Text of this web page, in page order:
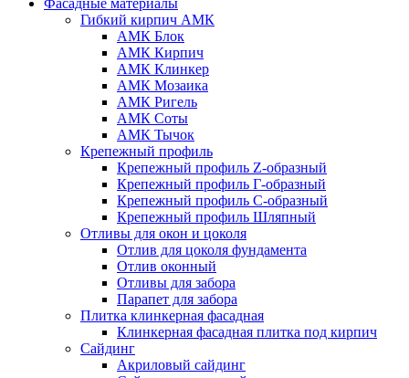
Фасадные материалы
Гибкий кирпич АМК
АМК Блок
АМК Кирпич
АМК Клинкер
АМК Мозаика
АМК Ригель
АМК Соты
АМК Тычок
Крепежный профиль
Крепежный профиль Z-образный
Крепежный профиль Г-образный
Крепежный профиль С-образный
Крепежный профиль Шляпный
Отливы для окон и цоколя
Отлив для цоколя фундамента
Отлив оконный
Отливы для забора
Парапет для забора
Плитка клинкерная фасадная
Клинкерная фасадная плитка под кирпич
Сайдинг
Акриловый сайдинг